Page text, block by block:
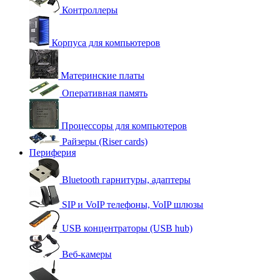
Контроллеры
Корпуса для компьютеров
Материнские платы
Оперативная память
Процессоры для компьютеров
Райзеры (Riser cards)
Периферия
Bluetooth гарнитуры, адаптеры
SIP и VoIP телефоны, VoIP шлюзы
USB концентраторы (USB hub)
Веб-камеры